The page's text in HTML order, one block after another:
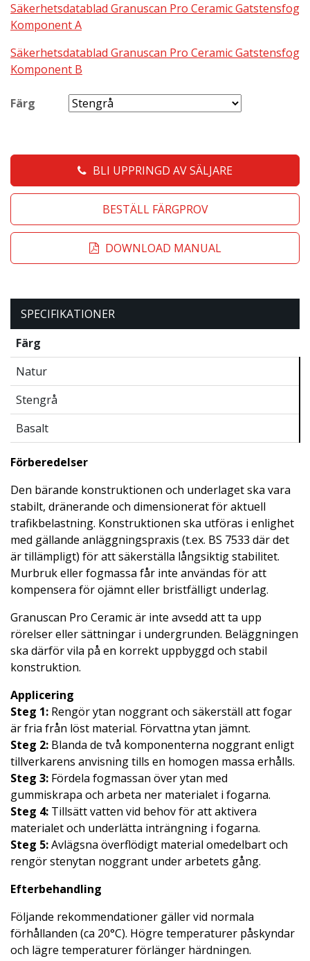
Säkerhetsdatablad Granuscan Pro Ceramic Gatstensfog
Komponent A
Säkerhetsdatablad Granuscan Pro Ceramic Gatstensfog
Komponent B
Färg
BLI UPPRINGD AV SÄLJARE
BESTÄLL FÄRGPROV
DOWNLOAD MANUAL
SPECIFIKATIONER
Färg
Natur
Stengrå
Basalt
Förberedelser
Den bärande konstruktionen och underlaget ska vara
stabilt, dränerande och dimensionerat för aktuell
trafikbelastning. Konstruktionen ska utföras i enlighet
med gällande anläggningspraxis (t.ex. BS 7533 där det
är tillämpligt) för att säkerställa långsiktig stabilitet.
Murbruk eller fogmassa får inte användas för att
kompensera för ojämnt eller bristfälligt underlag.
Granuscan Pro Ceramic är inte avsedd att ta upp
rörelser eller sättningar i undergrunden. Beläggningen
ska därför vila på en korrekt uppbyggd och stabil
konstruktion.
Applicering
Steg 1: Rengör ytan noggrant och säkerställ att fogar
är fria från löst material. Förvattna ytan jämnt.
Steg 2: Blanda de två komponenterna noggrant enligt
tillverkarens anvisning tills en homogen massa erhålls.
Steg 3: Fördela fogmassan över ytan med
gummiskrapa och arbeta ner materialet i fogarna.
Steg 4: Tillsätt vatten vid behov för att aktivera
materialet och underlätta inträngning i fogarna.
Steg 5:Avlägsna överflödigt material omedelbart och
rengör stenytan noggrant under arbetets gång.
Efterbehandling
Följande rekommendationer gäller vid normala
förhållanden (ca 20°C). Högre temperaturer påskyndar
och lägre temperaturer förlänger härdningen.